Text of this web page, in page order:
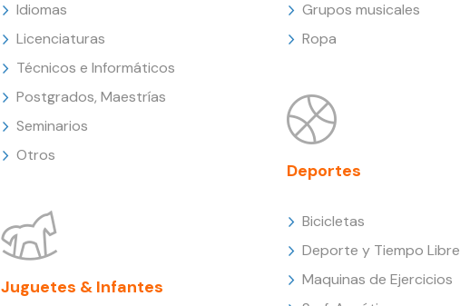
Idiomas
Licenciaturas
Técnicos e Informáticos
Postgrados, Maestrías
Seminarios
Otros
Juguetes & Infantes
Grupos musicales
Ropa
Deportes
Bicicletas
Deporte y Tiempo Libre
Maquinas de Ejercicios